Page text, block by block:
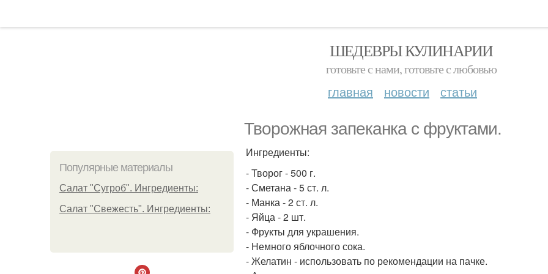
ШЕДЕВРЫ КУЛИНАРИИ
готовьте с нами, готовьте с любовью
главная новости статьи
Творожная запеканка с фруктами.
Популярные материалы
Салат "Сугроб". Ингредиенты:
Салат "Свежесть". Ингредиенты:
Ингредиенты:
- Творог - 500 г.
- Сметана - 5 ст. л.
- Манка - 2 ст. л.
- Яйца - 2 шт.
- Фрукты для украшения.
- Немного яблочного сока.
- Желатин - использовать по рекомендации на пачке.